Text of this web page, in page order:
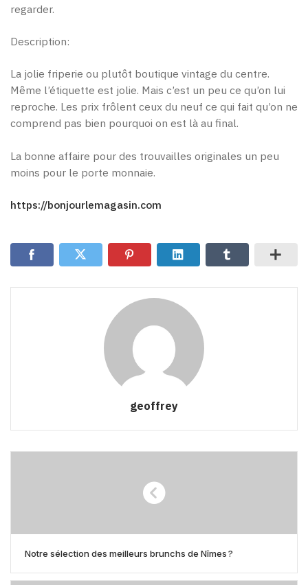
regarder.
Description:
La jolie friperie ou plutôt boutique vintage du centre.
Même l’étiquette est jolie. Mais c’est un peu ce qu’on lui
reproche. Les prix frôlent ceux du neuf ce qui fait qu’on ne
comprend pas bien pourquoi on est là au final.
La bonne affaire pour des trouvailles originales un peu
moins pour le porte monnaie.
https://bonjourlemagasin.com
geoffrey
Notre sélection des meilleurs brunchs de Nîmes ?